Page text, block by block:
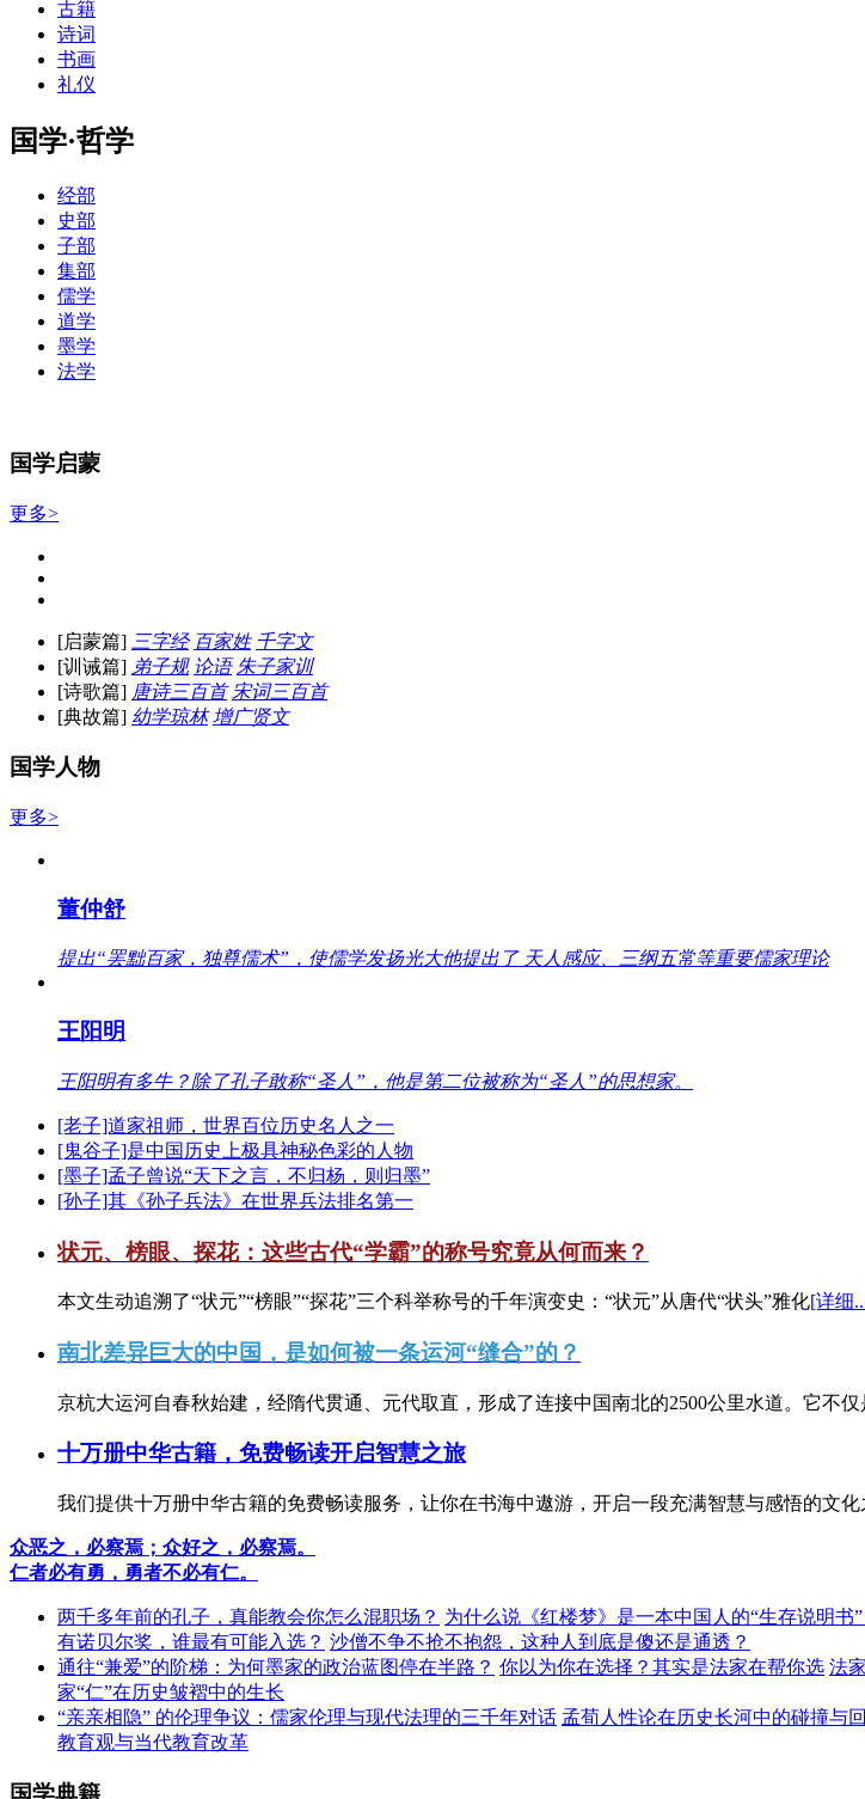
古籍
诗词
书画
礼仪
国学·哲学
经部
史部
子部
集部
儒学
道学
墨学
法学
国学启蒙
更多>
[启蒙篇] 三字经 百家姓 千字文
[训诫篇] 弟子规 论语 朱子家训
[诗歌篇] 唐诗三百首 宋词三百首
[典故篇] 幼学琼林 增广贤文
国学人物
更多>
董仲舒
提出“罢黜百家，独尊儒术”，使儒学发扬光大他提出了 天人感应、三纲五常等重要儒家理论
王阳明
王阳明有多牛？除了孔子敢称“圣人”，他是第二位被称为“圣人”的思想家。
[老子]道家祖师，世界百位历史名人之一
[鬼谷子]是中国历史上极具神秘色彩的人物
[墨子]孟子曾说“天下之言，不归杨，则归墨”
[孙子]其《孙子兵法》在世界兵法排名第一
状元、榜眼、探花：这些古代“学霸”的称号究竟从何而来？
本文生动追溯了“状元”“榜眼”“探花”三个科举称号的千年演变史：“状元”从唐代“状头”雅化[详细
南北差异巨大的中国，是如何被一条运河“缝合”的？
京杭大运河自春秋始建，经隋代贯通、元代取直，形成了连接中国南北的2500公里水道。它不仅
十万册中华古籍，免费畅读开启智慧之旅
我们提供十万册中华古籍的免费畅读服务，让你在书海中遨游，开启一段充满智慧与感悟的文化
众恶之，必察焉；众好之，必察焉。
仁者必有勇，勇者不必有仁。
两千多年前的孔子，真能教会你怎么混职场？ 为什么说《红楼梦》是一本中国人的“生存说明书”
有诺贝尔奖，谁最有可能入选？ 沙僧不争不抢不抱怨，这种人到底是傻还是通透？
通往“兼爱”的阶梯：为何墨家的政治蓝图停在半路？ 你以为你在选择？其实是法家在帮你选 法
家“仁”在历史皱褶中的生长
“亲亲相隐” 的伦理争议：儒家伦理与现代法理的三千年对话 孟荀人性论在历史长河中的碰撞与
教育观与当代教育改革
国学典籍